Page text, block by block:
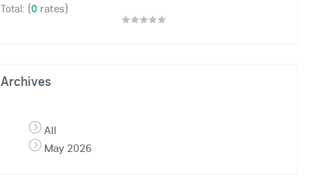
Total: (0 rates)
Archives
All
May 2026